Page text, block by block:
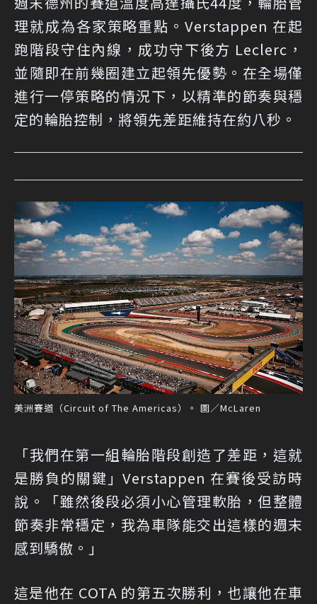
理就成為各家策略重點。Verstappen 在起
跑階段守住內線，成功守下後方 Leclerc，
並隨即在前幾圈建立起領先優勢。在全場僅
進行一停策略的情況下，以精準的節奏與穩
定的輪胎控制，將領先差距維持在約八秒。
美洲賽道（Circuit of The Americas）。 圖／McLaren
「我們在第一組輪胎階段創造了差距，這就
是勝負的關鍵」Verstappen 在賽後受訪時
說。「雖然後段必須小心管理軟胎，但整體
節奏非常穩定，我為車隊能交出這樣的週末
感到驕傲。」
這是他在 COTA 的第五次勝利，也讓他在車